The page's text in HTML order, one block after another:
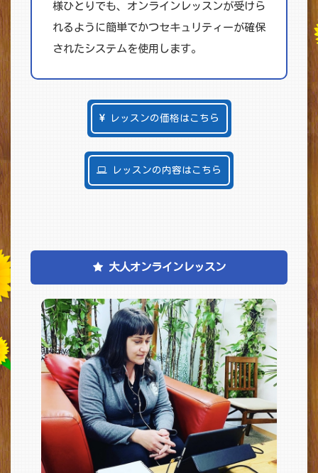
様ひとりでも、オンラインレッスンが受けら
れるように簡単でかつセキュリティーが確保
されたシステムを使用します。
レッスンの価格はこちら
レッスンの内容はこちら
大人オンラインレッスン